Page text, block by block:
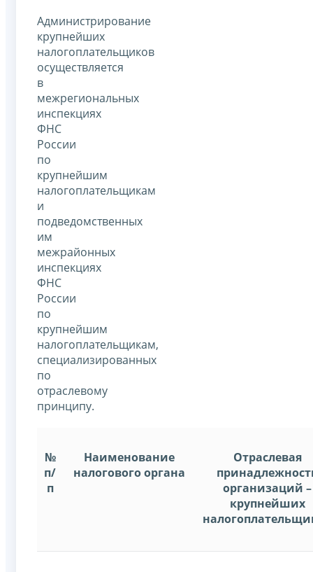
Администрирование
крупнейших
налогоплательщиков
осуществляется
в
межрегиональных
инспекциях
ФНС
России
по
крупнейшим
налогоплательщикам
и
подведомственных
им
межрайонных
инспекциях
ФНС
России
по
крупнейшим
налогоплательщикам,
специализированных
по
отраслевому
принципу.
№
п/
п
Наименование
налогового органа
Отраслевая
организаций –
крупнейших